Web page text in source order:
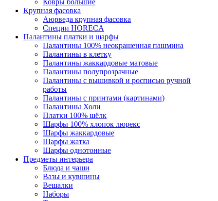
Ковры большие
Крупная фасовка
Аюрведа крупная фасовка
Специи HORECA
Палантины платки и шарфы
Палантины 100% неокрашенная пашмина
Палантины в клетку
Палантины жаккардовые матовые
Палантины полупрозрачные
Палантины с вышивкой и росписью ручной
работы
Палантины с принтами (картинами)
Палантины Холи
Платки 100% шёлк
Шарфы 100% хлопок люрекс
Шарфы жаккардовые
Шарфы жатка
Шарфы однотонные
Предметы интерьера
Блюда и чаши
Вазы и кувшины
Вешалки
Наборы